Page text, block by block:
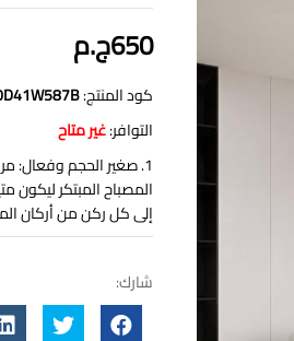
650ج.م
كود المنتج:
التوافر:غير متاح
المصباح المبتكر ليكون
إلى كل ركن من أركان المطبخ،
شارك: